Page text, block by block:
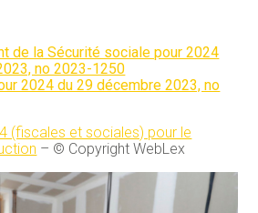
de la Sécurité sociale pour 2024
no 2023-1250
2024 du 29 décembre 2023, no
(fiscales et sociales) pour le
– © Copyright WebLex